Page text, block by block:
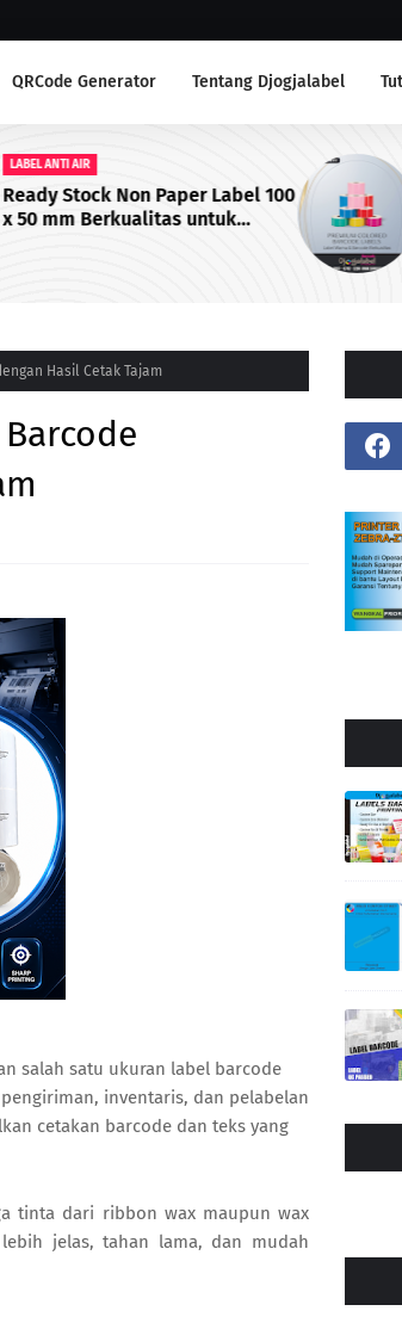
QRCode Generator Tentang Djogjalabel
LABEL ANTI AIR
Ready Stock Non Paper Label 100
x 50 mm Berkualitas untuk
Hasil Cetak Tajam
salah satu ukuran label barcode
inventaris, dan pelabelan
cetakan barcode dan teks yang
tinta dari ribbon wax maupun wax
jelas, tahan lama, dan mudah